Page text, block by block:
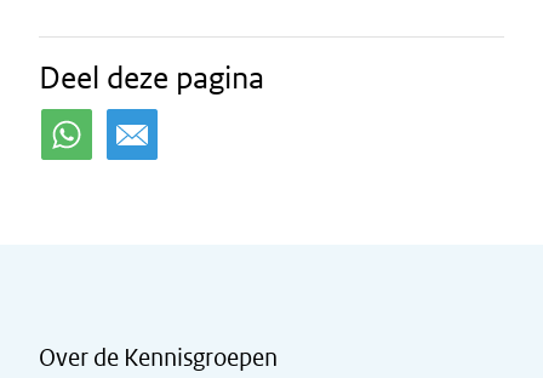
Deel deze pagina
Over de Kennisgroepen